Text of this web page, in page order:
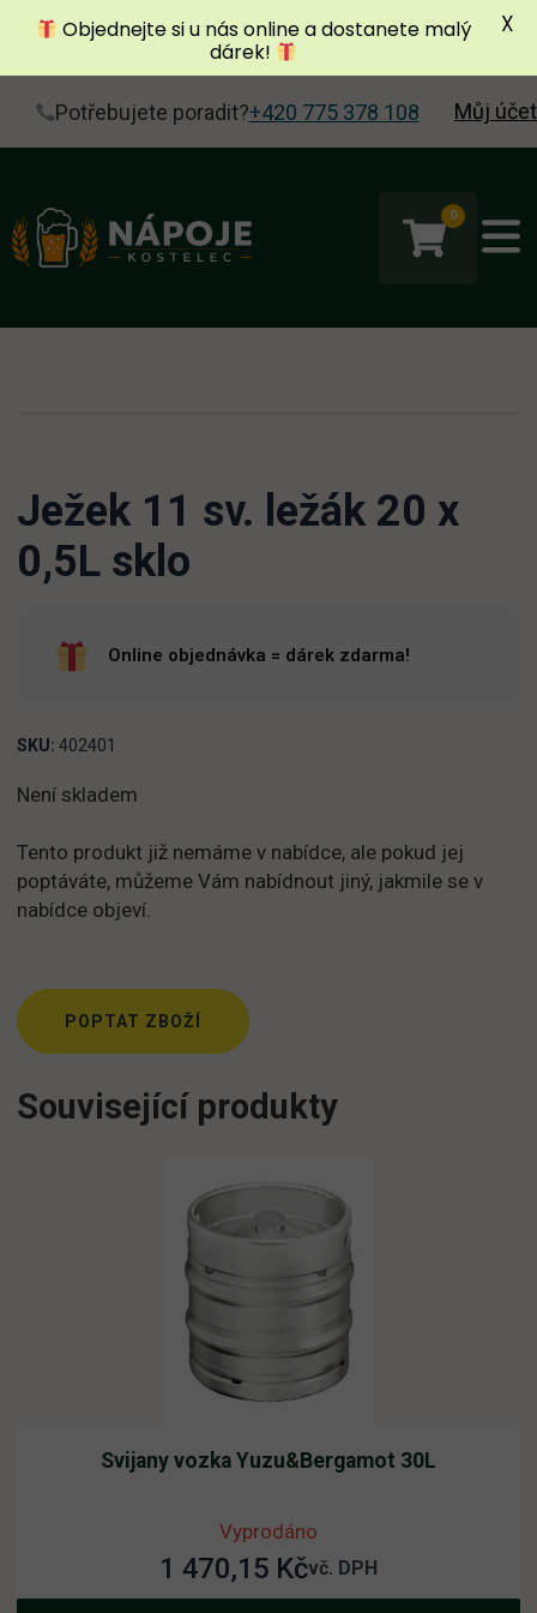
Potřebujete poradit?+420 775 378 108 Můj účet
0
Ježek 11 sv. ležák 20 x
0,5L sklo
Online objednávka = dárek zdarma!
SKU: 402401
Není skladem
Tento produkt již nemáme v nabídce, ale pokud jej
poptáváte, můžeme Vám nabídnout jiný, jakmile se v
nabídce objeví.
POPTAT ZBOŽÍ
Související produkty
Svijany vozka Yuzu&Bergamot 30L
Vyprodáno
1 470,15 Kčvč. DPH
Objednejte si u nás online a dostanete malý
dárek!
X